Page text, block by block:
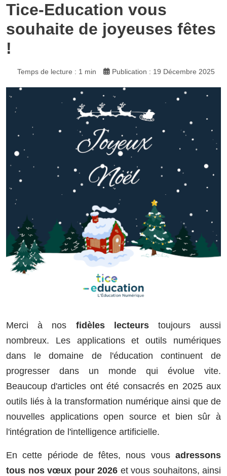
Tice-Education vous
souhaite de joyeuses fêtes
!
Temps de lecture : 1 min Publication : 19 Décembre 2025
Merci à nos fidèles lecteurstoujours aussi
nombreux. Les applications et outils numériques
dans le domaine de l'éducation continuent de
progresser dans un monde qui évolue vite.
Beaucoup d'articles ont été consacrés en 2025 aux
outils liés à la transformation numérique ainsi que de
nouvelles applications open source et bien sûr à
l'intégration de l'intelligence artificielle.
En cette période de fêtes, nous vous adressons
tous nos vœux pour 2026 et vous souhaitons, ainsi